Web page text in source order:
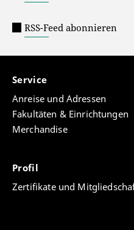
RSS-Feed abonnieren
Service
Anreise und Adressen
Fakultäten & Einrichtungen
Merchandise
Profil
Zertifikate und